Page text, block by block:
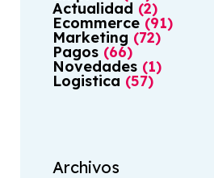
Actualidad (2)
Ecommerce(91)
Marketing (72)
Pagos (66)
Novedades (1)
Logistica (57)
Archivos